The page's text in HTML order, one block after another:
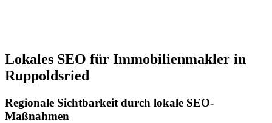
Lokales SEO für Immobilienmakler in
Ruppoldsried
Regionale Sichtbarkeit durch lokale SEO-
Maßnahmen